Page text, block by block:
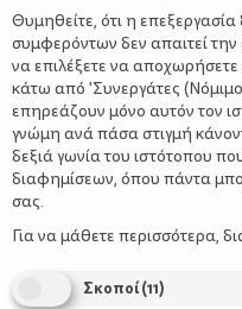
Μικροί μεγάλοι
Θυμηθείτε, ότι η
συμφερόντων δεν απαιτεί
να επιλέξετε να αποχωρήσετε
κάτω από 'Συνεργάτες
επηρεάζουν μόνο αυτόν τον
γνώμη ανά πάσα στιγμή
δεξιά γωνία του ιστότοπου
διαφημίσεων, όπου πάντα
σας.
Για να μάθετε περισσότερα,
Σκοποί(11)